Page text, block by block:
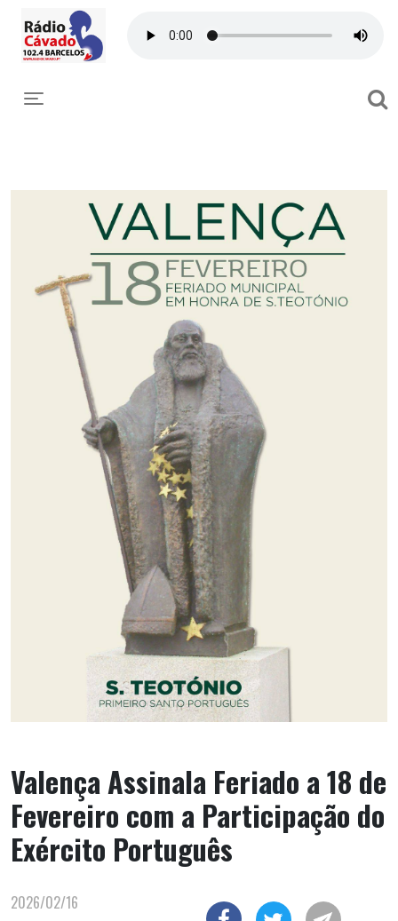
Toggle navigation
Valença Assinala Feriado a 18 de
Fevereiro com a Participação do
Exército Português
2026/02/16